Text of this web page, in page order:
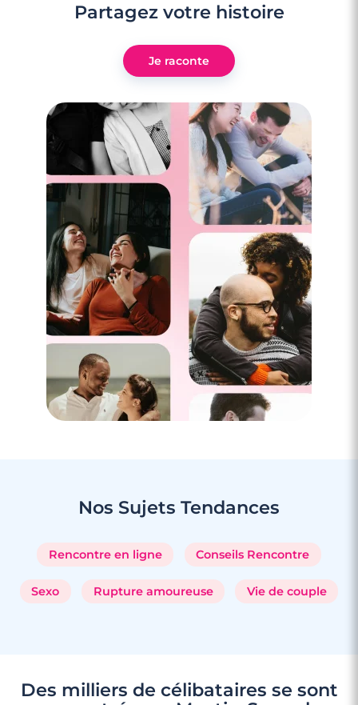
Partagez votre histoire
Je raconte
Nos Sujets Tendances
Rencontre en ligne Conseils Rencontre
Sexo Rupture amoureuse Vie de couple
Des milliers de célibataires se sont